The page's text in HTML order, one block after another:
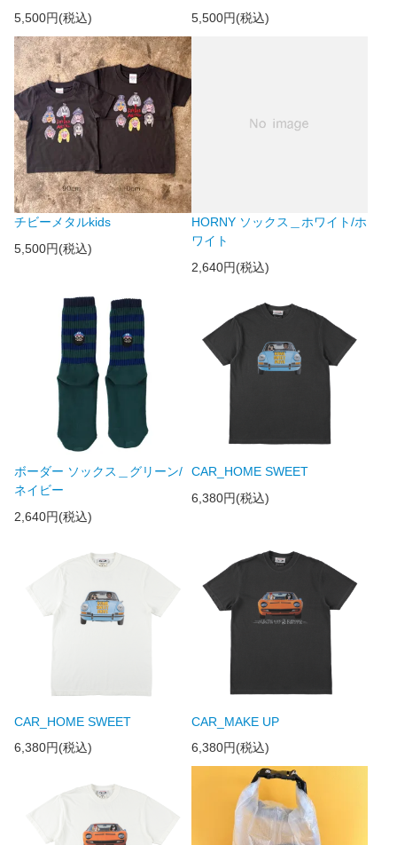
5,500円(税込) 5,500円(税込)
チビーメタルkids
5,500円(税込)
HORNY ソックス＿ホワイト/ホ
ワイト
2,640円(税込)
ボーダー ソックス＿グリーン/
ネイビー
2,640円(税込)
CAR_HOME SWEET
6,380円(税込)
CAR_HOME SWEET
6,380円(税込)
CAR_MAKE UP
6,380円(税込)